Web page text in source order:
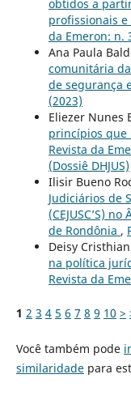
obtidos a
profissionais
da Emeron: n.
Ana Paula
comunitária
de segurança
(2023)
Eliezer Nunes
princípios que
Revista da
(Dossiê DHJUS)
Ilisir Bueno
Judiciários de
(CEJUSC’S)
de Rondônia ,
Deisy
na política
Revista da
1 2 3 4 5 6 7 8 9 10 >
Você também pode
similaridadepara